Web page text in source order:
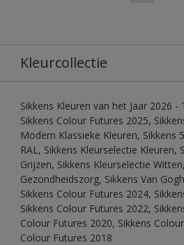
Kleurcollectie
Sikkens Kleuren van het Jaar 2026
Sikkens Colour Futures 2025,
Modern Klassieke Kleuren, Sikkens
RAL, Sikkens Kleurselectie Kleuren,
Grijzen, Sikkens Kleurselectie
Gezondheidszorg, Sikkens Van
Sikkens Colour Futures 2024,
Sikkens Colour Futures 2022,
Colour Futures 2020, Sikkens
Colour Futures 2018